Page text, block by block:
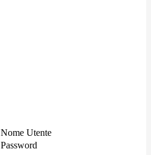
Nome Utente
Password